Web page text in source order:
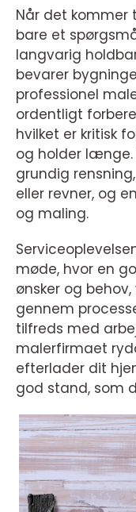
Når det kommer
bare et
langvarig
bevarer
professionel
ordentligt
hvilket er kritisk
og holder
grundig
eller revner, og
og maling.
møde, hvor en
ønsker og
gennem
tilfreds med
malerfirmaet
efterlader dit
god stand, som